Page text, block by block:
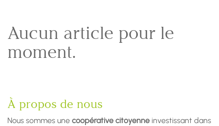
Aucun article pour le
moment.
À propos de nous
Nous sommes une coopérative citoyenne investissant dans